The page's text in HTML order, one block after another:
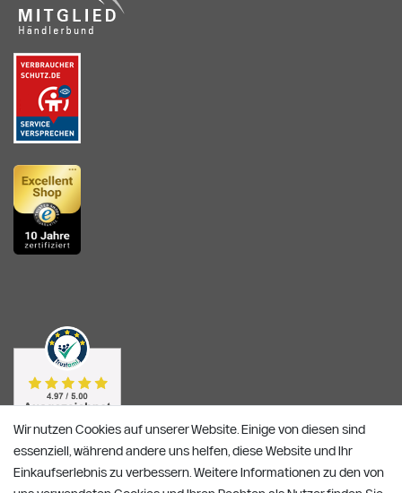
Wir nutzen Cookies auf unserer Website. Einige von diesen sind
essenziell, während andere uns helfen, diese Website und Ihr
Einkaufserlebnis zu verbessern. Weitere Informationen zu den von